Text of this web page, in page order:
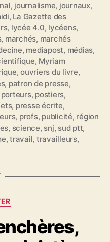
, journalisme, journaux,
, La Gazette des
, lycée 4.0, lycéens,
, marchés, marchés
, mediapost, médias,
, Myriam
,ouvriers du livre,
, patron de presse,
porteurs, postiers,
, presse écrite,
, profs, publicité, région
, science, snj, sud ptt,
,travail, travailleurs,